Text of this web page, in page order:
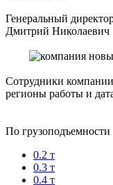
Генеральный
Дмитрий Николаевич
Сотрудники
регионы работы и
По грузоподъемности
0.2 т
0.3 т
0.4 т